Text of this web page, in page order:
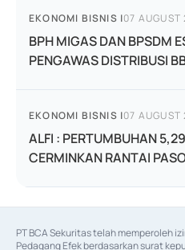
EKONOMI BISNIS |07
BPH MIGAS DAN BPSDM
PENGAWAS DISTRIBUSI
EKONOMI BISNIS |07
ALFI : PERTUMBUHAN
CERMINKAN RANTAI
PT BCA Sekuritas telah memperoleh
Pedagang Efek berdasarkan surat